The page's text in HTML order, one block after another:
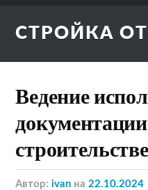
СТРОЙКА
Ведение
Автор:ivan на22.10.2024